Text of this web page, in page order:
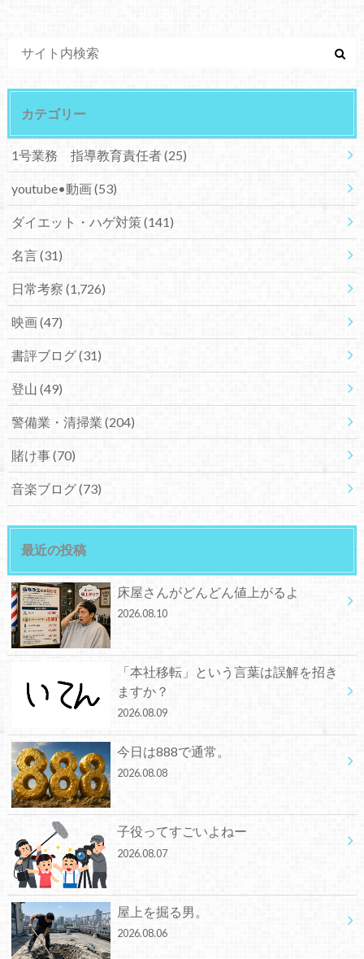
カテゴリー
1号業務 指導教育責任者(25)
youtube•動画(53)
ダイエット・ハゲ対策(141)
名言(31)
日常考察 (1,726)
映画(47)
書評ブログ(31)
登山 (49)
警備業・清掃業 (204)
賭け事(70)
音楽ブログ(73)
最近の投稿
床屋さんがどんどん値上がるよ
2026.08.10
「本社移転」という言葉は誤解を招き
ますか？
2026.08.09
今日は888で通常。
2026.08.08
子役ってすごいよねー
2026.08.07
屋上を掘る男。
2026.08.06